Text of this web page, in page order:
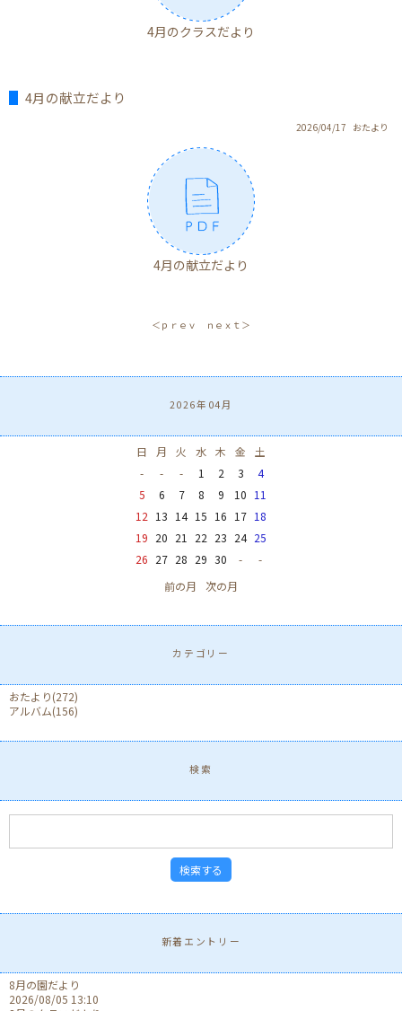
4月のクラスだより
4月の献立だより
2026/04/17 おたより
4月の献立だより
＜ｐｒｅｖ ｎｅｘｔ＞
2026年04月
日 月 火 水 木 金
土
-
- - 1 2 3
4
5
6 7 8 9 10 11
12 13 14 15 16 17 18
19 20 21 22 23 24 25
26 27 28 29 30 -
-
前の月
次の月
カテゴリー
おたより(272)
アルバム(156)
検索
新着エントリー
8月の園だより
2026/08/05 13:10